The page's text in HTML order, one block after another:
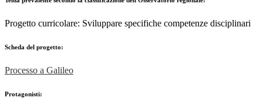
Progetto curricolare: Sviluppare specifiche competenze disciplinari
Scheda del progetto:
Processo a Galileo
Protagonisti: